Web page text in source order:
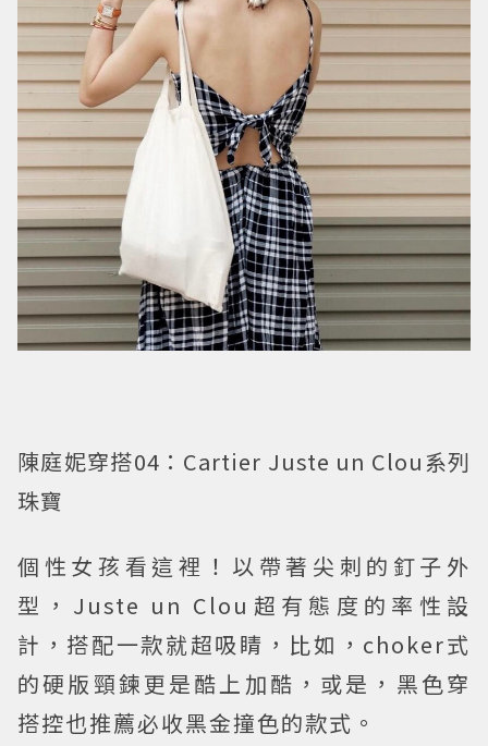
陳庭妮穿搭04：Cartier Juste un Clou系列
珠寶
個性女孩看這裡！以帶著尖刺的釘子外
型，Juste un Clou超有態度的率性設
計，搭配一款就超吸睛，比如，choker式
的硬版頸鍊更是酷上加酷，或是，黑色穿
搭控也推薦必收黑金撞色的款式。